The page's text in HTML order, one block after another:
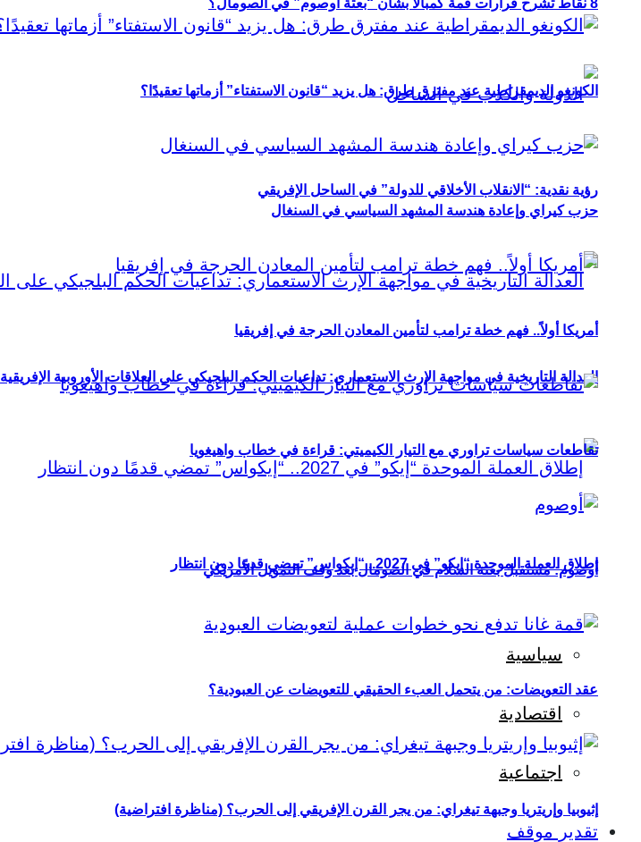
8 نقاط تشرح قرارات قمة كمبالا بشأن “بعثة أوصوم” في الصومال؟
رؤية نقدية: “الانقلاب الأخلاقي للدولة” في الساحل الإفريقي
العدالة التاريخية في مواجهة الإرث الاستعماري: تداعيات الحكم البلجيكي على العلاقات الأوروبية الإفريقية
إطلاق العملة الموحدة “إيكو” في 2027.. “إيكواس” تمضي قدمًا دون انتظار
سياسية
اقتصادية
اجتماعية
تقدير موقف
الكونغو الديمقراطية عند مفترق طرق: هل يزيد “قانون الاستفتاء” أزماتها تعقيدًا؟
حزب كيراي وإعادة هندسة المشهد السياسي في السنغال
أمريكا أولاً.. فهم خطة ترامب لتأمين المعادن الحرجة في إفريقيا
تقاطعات سياسات تراوري مع التيار الكيميتي: قراءة في خطاب واهيغويا
أوصوم: مستقبل بعثة السلام في الصومال بعد وقف التمويل الأمريكي
عقد التعويضات: من يتحمل العبء الحقيقي للتعويضات عن العبودية؟
إثيوبيا وإريتريا وجبهة تيغراي: من يجر القرن الإفريقي إلى الحرب؟ (مناظرة افتراضية)